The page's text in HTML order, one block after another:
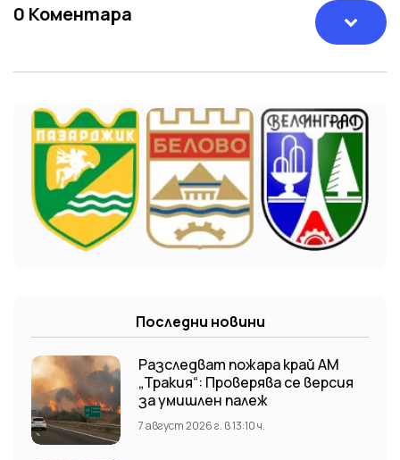
0 Коментара
Последни новини
Разследват пожара край АМ
„Тракия“: Проверява се версия
за умишлен палеж
7 август 2026 г. в 13:10 ч.